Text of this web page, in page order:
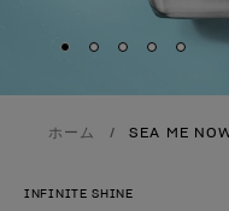
Skip to slide
Skip to slide
Skip to
Skip to
Skip
ホーム SEA ME
INFINITE SHINE